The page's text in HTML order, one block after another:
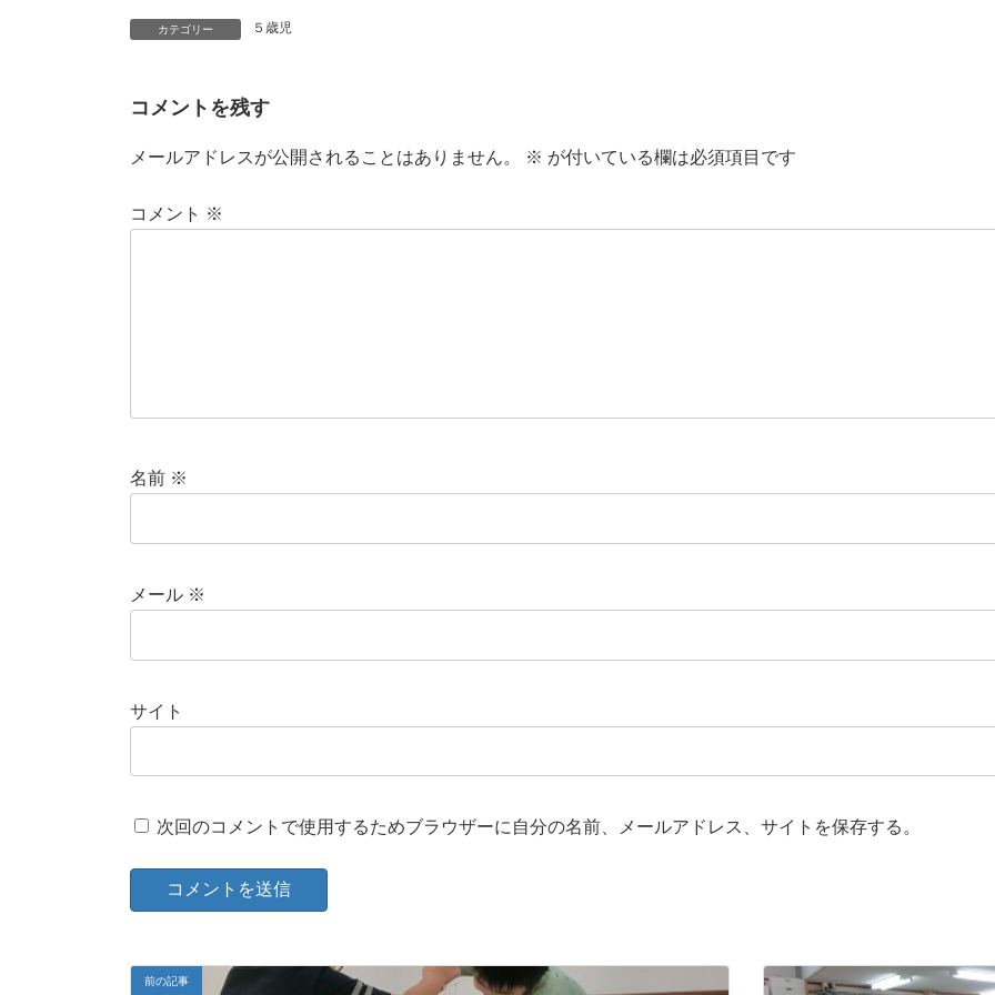
カテゴリー ５歳児
コメントを残す
メールアドレスが公開されることはありません。 ※ が付いている欄は必須項目です
コメント ※
名前 ※
メール ※
サイト
次回のコメントで使用するためブラウザーに自分の名前、メールアドレス、サイトを保存する。
前の記事